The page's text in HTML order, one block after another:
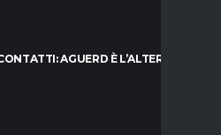
AGUERD È L’ALTERNATIVA